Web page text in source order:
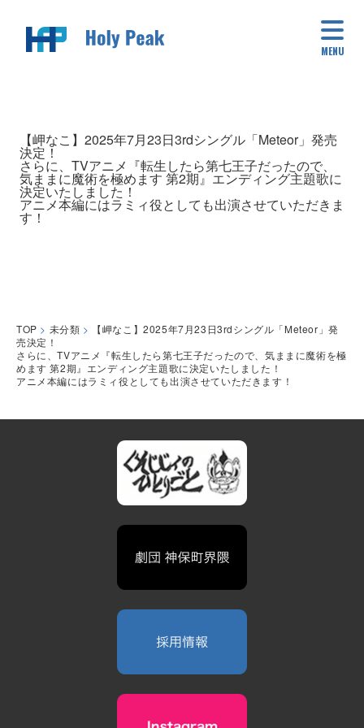
MENU
TOP > 未分類 >
【岬なこ】2025年7月23日3rdシングル「Meteor」発
売決定！
さらに、TVアニメ『転生したら第七王子だったので、気ままに魔術を極
めます 第2期』エンディング主題歌に決定いたしました！
アニメ本編にはラミィ役としても出演させていただきます！
【岬なこ】2025年7月23日3rdシングル「Meteor」発売
決定！
さらに、TVアニメ『転生したら第七王子だったので、
気ままに魔術を極めます 第2期』エンディング主題歌に
決定いたしました！
アニメ本編にはラミィ役としても出演させていただきま
す！